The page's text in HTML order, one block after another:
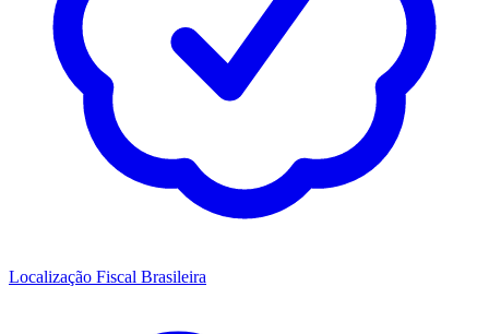
Localização Fiscal Brasileira